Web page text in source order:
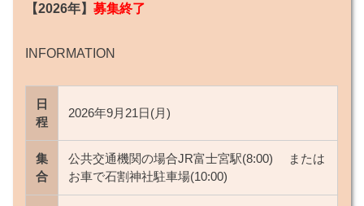
【2026年】募集終了
INFORMATION
日
程
2026年9月21日(月)
集
合
公共交通機関の場合JR富士宮駅(8:00) または
お車で石割神社駐車場(10:00)